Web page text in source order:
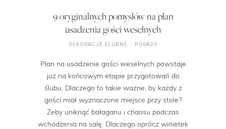
9 oryginalnych pomysłów na plan
usadzenia gości weselnych
DEKORACJE ŚLUBNE PORADY
Plan na usadzenie gości weselnych powstaje
już na końcowym etapie przygotowań do
ślubu. Dlaczego to takie ważne, by każdy z
gości miał wyznaczone miejsce przy stole?
Żeby uniknąć bałaganu i chaosu podczas
wchodzenia na salę. Dlaczego oprócz winietek